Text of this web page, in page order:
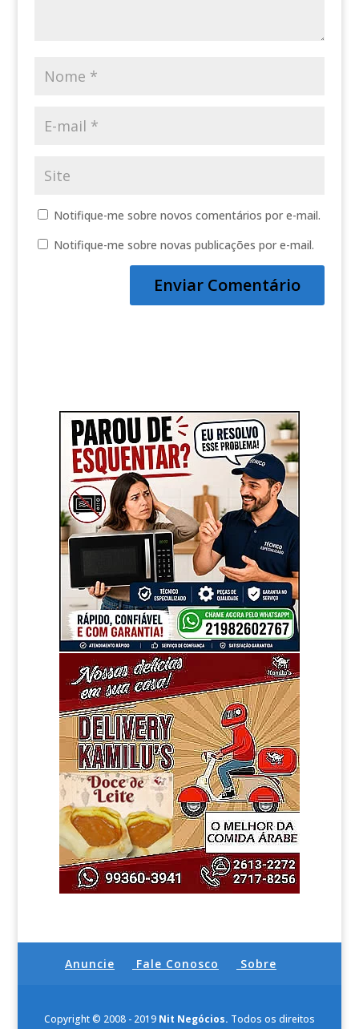
Notifique-me sobre novos comentários por e-mail.
Notifique-me sobre novas publicações por e-mail.
Anuncie Fale Conosco Sobre
Copyright © 2008 - 2019 Nit Negócios. Todos os direitos